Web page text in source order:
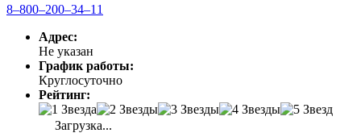
8‒800‒200‒34‒11
Адрес:
Не указан
График работы:
Круглосуточно
Рейтинг:
Загрузка...